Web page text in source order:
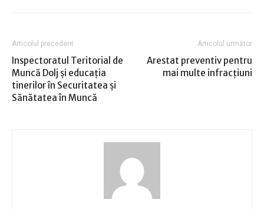
Articolul precedent
Inspectoratul Teritorial de
Muncă Dolj şi educaţia
tinerilor în Securitatea şi
Sănătatea în Muncă
Articolul următor
Arestat preventiv pentru
mai multe infracţiuni